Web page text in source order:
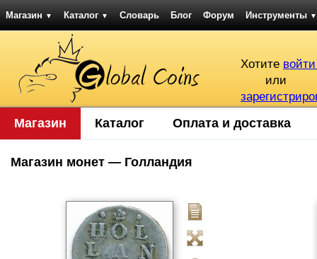
Магазин ▼ Каталог ▼ Словарь Блог Форум Инструменты ▼
Хотите
или
Магазин Каталог Оплата и доставка
Магазин монет — Голландия